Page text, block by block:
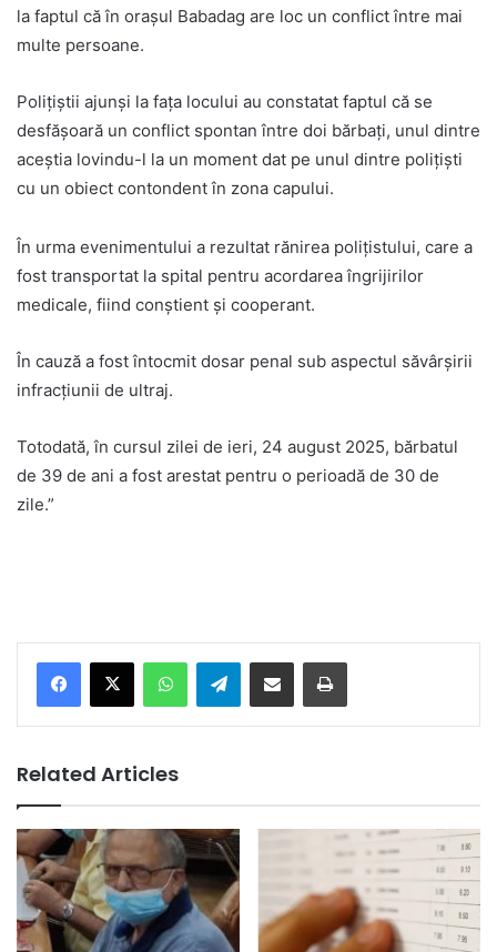
la faptul că în orașul Babadag are loc un conflict între mai
multe persoane.
Polițiștii ajunși la fața locului au constatat faptul că se
desfășoară un conflict spontan între doi bărbați, unul dintre
aceștia lovindu-l la un moment dat pe unul dintre polițiști
cu un obiect contondent în zona capului.
În urma evenimentului a rezultat rănirea polițistului, care a
fost transportat la spital pentru acordarea îngrijirilor
medicale, fiind conștient și cooperant.
În cauză a fost întocmit dosar penal sub aspectul săvârșirii
infracțiunii de ultraj.
Totodată, în cursul zilei de ieri, 24 august 2025, bărbatul
de 39 de ani a fost arestat pentru o perioadă de 30 de
zile.”
Telegram
Related Articles